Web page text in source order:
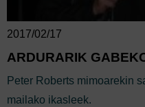
2017/02/17
ARDURARIK
Peter Roberts mimoarekin
mailako ikasleek.